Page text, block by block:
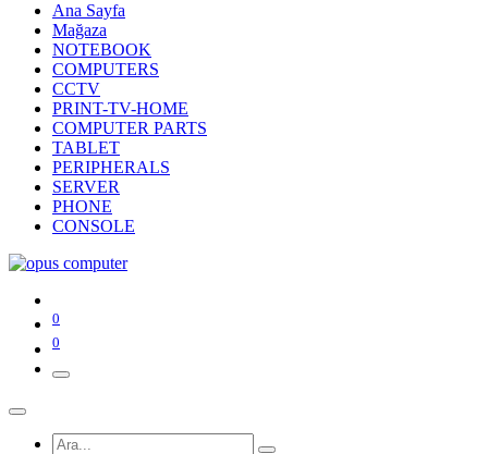
Ana Sayfa
Mağaza
NOTEBOOK
COMPUTERS
CCTV
PRINT-TV-HOME
COMPUTER PARTS
TABLET
PERIPHERALS
SERVER
PHONE
CONSOLE
0
0